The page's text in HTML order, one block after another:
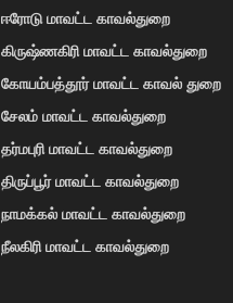
ஈரோடு மாவட்ட காவல்துறை
கிருஷ்ணகிரி மாவட்ட காவல்துறை
கோயம்பத்தூர் மாவட்ட காவல் துறை
சேலம் மாவட்ட காவல்துறை
தர்மபுரி மாவட்ட காவல்துறை
திருப்பூர் மாவட்ட காவல்துறை
நாமக்கல் மாவட்ட காவல்துறை
நீலகிரி மாவட்ட காவல்துறை